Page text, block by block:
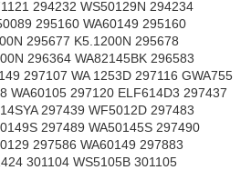
294232 WS50129N 294234
295160 WA60149 295160
295677 K5.1200N 295678
296364 WA82145BK 296583
297107 WA 1253D 297116 GWA755
WA60105 297120 ELF614D3 297437
297439 WF5012D 297483
297489 WA50145S 297490
297586 WA60149 297883
301104 WS5105B 301105